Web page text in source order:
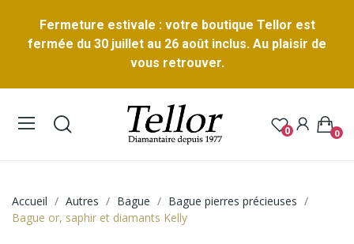
Fermeture estivale : votre boutique Tellor est
fermée du 30 juillet au 26 août inclus. Au plaisir de
vous retrouver.
0 0
Accueil Autres Bague
Bague pierres précieuses
Bague or, saphir et diamants Kelly